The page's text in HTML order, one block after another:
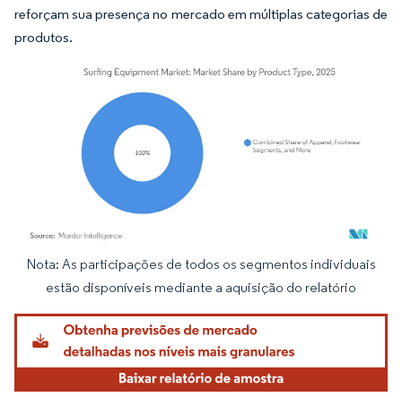
reforçam sua presença no mercado em múltiplas categorias de
produtos.
Imagem © Mordor Intelligence. O reuso requer atribuição conforme CC BY 4.0.
Nota: As participações de todos os segmentos individuais
estão disponíveis mediante a aquisição do relatório